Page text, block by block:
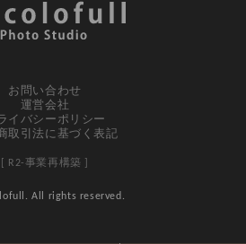
お問い合わせ
運営会社
イバシーポリシー
取引法に基づく表記
[ R2-事業再構築 ]
All rights reserved.